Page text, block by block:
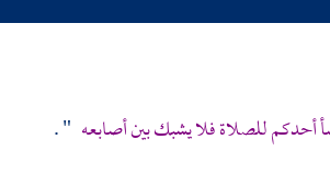
أحدكم للصلاة فلا يشبك بين أصابعه " .